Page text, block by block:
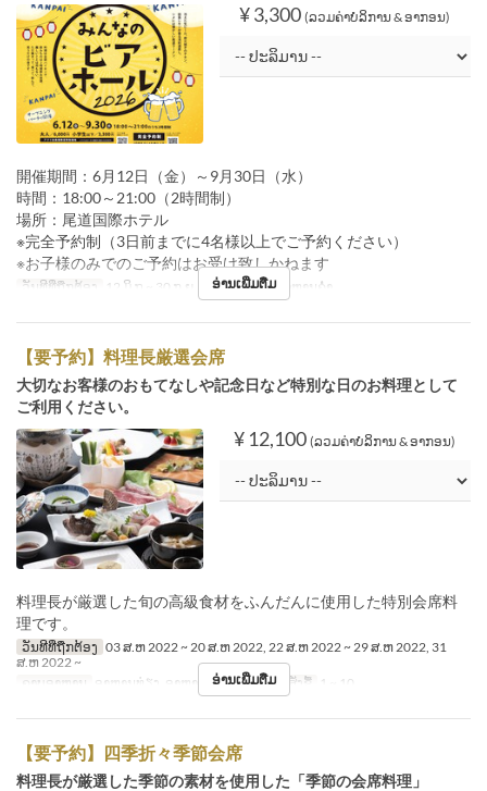
¥ 3,300 (ລວມຄ່າບໍລິການ & ອາກອນ)
開催期間：6月12日（金）～9月30日（水）
時間：18:00～21:00（2時間制）
場所：尾道国際ホテル
※完全予約制（3日前までに4名様以上でご予約ください）
※お子様のみでのご予約はお受け致しかねます
ວັນທີທີ່ຖືກຕ້ອງ 12 ມິ.ຖ ~ 30 ກ.ຍ ຄາບອາຫານ ອາຫານຄ່ຳ
ອ່ານເພີ່ມຕື່ມ
【要予約】料理長厳選会席
大切なお客様のおもてなしや記念日など特別な日のお料理として
ご利用ください。
¥ 12,100 (ລວມຄ່າບໍລິການ & ອາກອນ)
料理長が厳選した旬の高級食材をふんだんに使用した特別会席料
理です。
ວັນທີທີ່ຖືກຕ້ອງ 03 ສ.ຫ 2022 ~ 20 ສ.ຫ 2022, 22 ສ.ຫ 2022 ~ 29 ສ.ຫ 2022, 31
ສ.ຫ 2022 ~
ຄາບອາຫານ
ອາຫານທ່ຽງ, ອາຫານຄ່ຳ ຈຳກັດການສັ່ງຊື້ 1 ~ 10
ອ່ານເພີ່ມຕື່ມ
【要予約】四季折々季節会席
料理長が厳選した季節の素材を使用した「季節の会席料理」